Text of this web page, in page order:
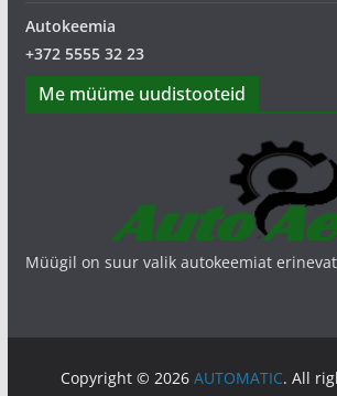
Autokeemia
+372 5555 32 23
Me müüme uudistooteid
Müügil on suur valik autokeemiat
Copyright © 2026AUTOMATIC. All